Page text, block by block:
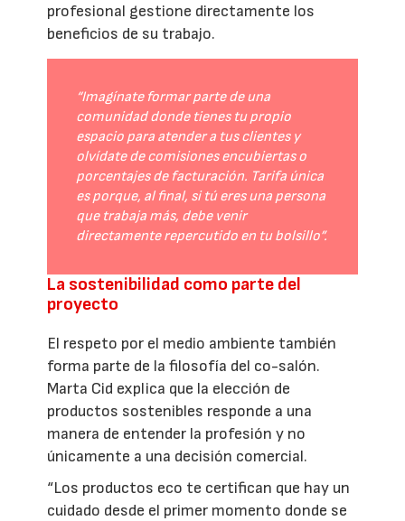
profesional gestione directamente los
beneficios de su trabajo.
“Imagínate formar parte de una
comunidad donde tienes tu propio
espacio para atender a tus clientes y
olvídate de comisiones encubiertas o
porcentajes de facturación. Tarifa única
es porque, al final, si tú eres una persona
que trabaja más, debe venir
directamente repercutido en tu bolsillo”.
La sostenibilidad como parte del
proyecto
El respeto por el medio ambiente también
forma parte de la filosofía del co-salón.
Marta Cid explica que la elección de
productos sostenibles responde a una
manera de entender la profesión y no
únicamente a una decisión comercial.
“Los productos eco te certifican que hay un
cuidado desde el primer momento donde se